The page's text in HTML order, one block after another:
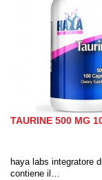
TAURINE 500 MG
haya labs integratore
contiene il…